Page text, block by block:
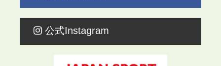
公式Instagram